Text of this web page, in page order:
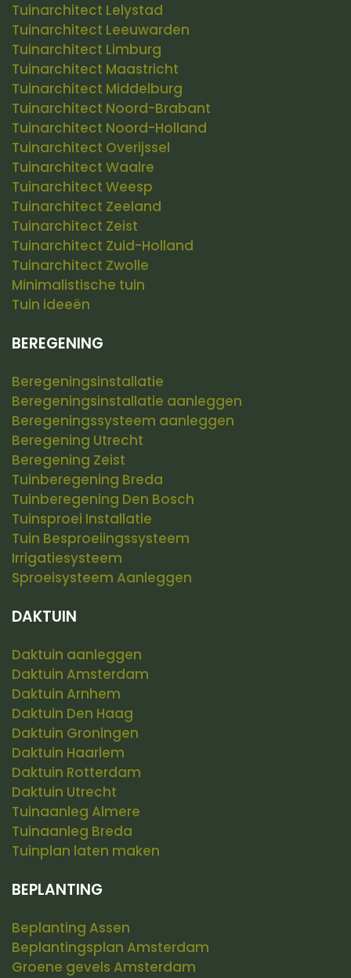
Tuinarchitect Lelystad
Tuinarchitect Leeuwarden
Tuinarchitect Limburg
Tuinarchitect Maastricht
Tuinarchitect Middelburg
Tuinarchitect Noord-Brabant
Tuinarchitect Noord-Holland
Tuinarchitect Overijssel
Tuinarchitect Waalre
Tuinarchitect Weesp
Tuinarchitect Zeeland
Tuinarchitect Zeist
Tuinarchitect Zuid-Holland
Tuinarchitect Zwolle
Minimalistische tuin
Tuin ideeën
BEREGENING
Beregeningsinstallatie
Beregeningsinstallatie aanleggen
Beregeningssysteem aanleggen
Beregening Utrecht
Beregening Zeist
Tuinberegening Breda
Tuinberegening Den Bosch
Tuinsproei Installatie
Tuin Besproeiingssysteem
Irrigatiesysteem
Sproeisysteem Aanleggen
DAKTUIN
Daktuin aanleggen
Daktuin Amsterdam
Daktuin Arnhem
Daktuin Den Haag
Daktuin Groningen
Daktuin Haarlem
Daktuin Rotterdam
Daktuin Utrecht
Tuinaanleg Almere
Tuinaanleg Breda
Tuinplan laten maken
BEPLANTING
Beplanting Assen
Beplantingsplan Amsterdam
Groene gevels Amsterdam